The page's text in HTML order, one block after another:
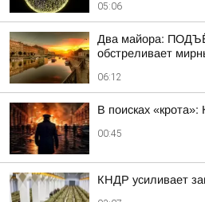
05:06
Два майора:
обстреливает
06:12
В поисках
00:45
КНДР усиливает